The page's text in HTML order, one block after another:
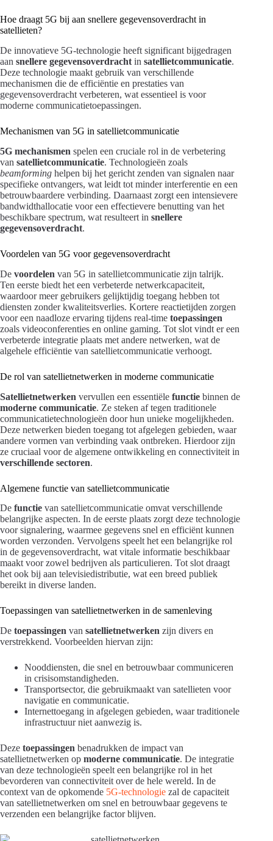
Hoe draagt 5G bij aan snellere gegevensoverdracht in
satellieten?
De innovatieve 5G-technologie heeft significant bijgedragen
aan snellere gegevensoverdracht in satellietcommunicatie.
Deze technologie maakt gebruik van verschillende
mechanismen die de efficiëntie en prestaties van
gegevensoverdracht verbeteren, wat essentieel is voor
moderne communicatietoepassingen.
Mechanismen van 5G in satellietcommunicatie
5G mechanismen spelen een cruciale rol in de verbetering
van satellietcommunicatie. Technologieën zoals
beamforming helpen bij het gericht zenden van signalen naar
specifieke ontvangers, wat leidt tot minder interferentie en een
betrouwbaardere verbinding. Daarnaast zorgt een intensievere
bandwidthallocatie voor een effectievere benutting van het
beschikbare spectrum, wat resulteert in snellere
gegevensoverdracht.
Voordelen van 5G voor gegevensoverdracht
De voordelen van 5G in satellietcommunicatie zijn talrijk.
Ten eerste biedt het een verbeterde netwerkcapaciteit,
waardoor meer gebruikers gelijktijdig toegang hebben tot
diensten zonder kwaliteitsverlies. Kortere reactietijden zorgen
voor een naadloze ervaring tijdens real-time toepassingen
zoals videoconferenties en online gaming. Tot slot vindt er een
verbeterde integratie plaats met andere netwerken, wat de
algehele efficiëntie van satellietcommunicatie verhoogt.
De rol van satellietnetwerken in moderne communicatie
Satellietnetwerken vervullen een essentiële functie binnen de
moderne communicatie. Ze steken af tegen traditionele
communicatietechnologieën door hun unieke mogelijkheden.
Deze netwerken bieden toegang tot afgelegen gebieden, waar
andere vormen van verbinding vaak ontbreken. Hierdoor zijn
ze cruciaal voor de algemene ontwikkeling en connectiviteit in
verschillende sectoren.
Algemene functie van satellietcommunicatie
De functie van satellietcommunicatie omvat verschillende
belangrijke aspecten. In de eerste plaats zorgt deze technologie
voor signalering, waarmee gegevens snel en efficiënt kunnen
worden verzonden. Vervolgens speelt het een belangrijke rol
in de gegevensoverdracht, wat vitale informatie beschikbaar
maakt voor zowel bedrijven als particulieren. Tot slot draagt
het ook bij aan televisiedistributie, wat een breed publiek
bereikt in diverse landen.
Toepassingen van satellietnetwerken in de samenleving
De toepassingen van satellietnetwerken zijn divers en
verstrekkend. Voorbeelden hiervan zijn:
Nooddiensten, die snel en betrouwbaar communiceren
in crisisomstandigheden.
Transportsector, die gebruikmaakt van satellieten voor
navigatie en communicatie.
Internettoegang in afgelegen gebieden, waar traditionele
infrastructuur niet aanwezig is.
Deze toepassingen benadrukken de impact van
satellietnetwerken op moderne communicatie. De integratie
van deze technologieën speelt een belangrijke rol in het
bevorderen van connectiviteit over de hele wereld. In de
context van de opkomende 5G-technologie zal de capaciteit
van satellietnetwerken om snel en betrouwbaar gegevens te
verzenden een belangrijke factor blijven.